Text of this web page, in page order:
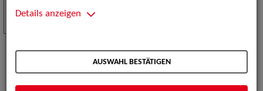
Serienfestival Weimar
TeleVisionale – Film- und Serienfestival in Weimar
und Eventpartnerin des Crew Call Weimar.
Mehr
NOV
Details anzeigen
AUSWAHL BESTÄTIGEN